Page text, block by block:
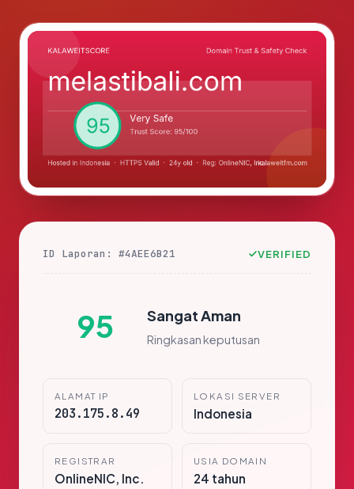
ID Laporan: #4AEE6B21 VERIFIED
95 Sangat Aman
Ringkasan keputusan
ALAMAT IP
203.175.8.49
LOKASI SERVER
Indonesia
REGISTRAR
OnlineNIC, Inc.
USIA DOMAIN
24 tahun